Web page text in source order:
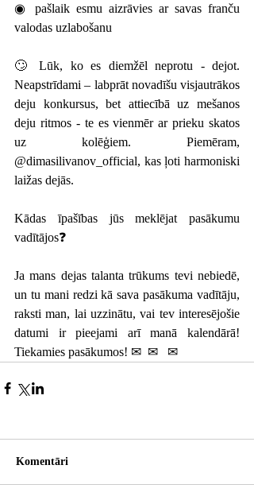
◉ pašlaik esmu aizrāvies ar savas franču
valodas uzlabošanu
🙄 Lūk, ko es diemžēl neprotu - dejot.
Neapstrīdami – labprāt novadīšu visjautrākos
deju konkursus, bet attiecībā uz mešanos
deju ritmos - te es vienmēr ar prieku skatos
uz kolēģiem. Piemēram,
@dimasilivanov_official, kas ļoti harmoniski
laižas dejās.
Kādas īpašības jūs meklējat pasākumu
vadītājos❓
Ja mans dejas talanta trūkums tevi nebiedē,
un tu mani redzi kā sava pasākuma vadītāju,
raksti man, lai uzzinātu, vai tev interesējošie
datumi ir pieejami arī manā kalendārā!
Tiekamies pasākumos! ✉ ️ ✉ ️ ️ ✉
Komentāri